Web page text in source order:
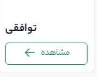
توافقی
مشاهده